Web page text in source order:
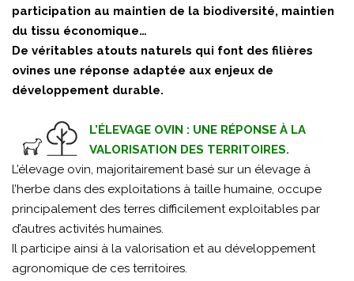
participation au maintien de la biodiversité, maintien
du tissu économique…
De véritables atouts naturels qui font des filières
ovines une réponse adaptée aux enjeux de
développement durable.
L’ÉLEVAGE OVIN : UNE RÉPONSE À LA
VALORISATION DES TERRITOIRES.
L’élevage ovin, majoritairement basé sur un élevage à
l’herbe dans des exploitations à taille humaine, occupe
principalement des terres difficilement exploitables par
d’autres activités humaines.
Il participe ainsi à la valorisation et au développement
agronomique de ces territoires.